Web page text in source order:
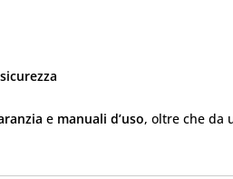
e manuali d’uso, oltre che da